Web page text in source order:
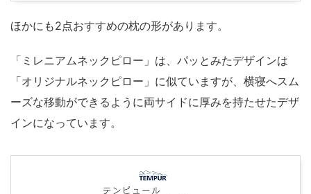
ほかにも2点おすすめの枕の形があります。
「ミレニアムネックピロー」は、パッとみたデザインは
「オリジナルネックピロー」に似ていますが、横寝へスム
ーズな移動ができるように両サイドに厚みを持たせたデザ
インになっています。